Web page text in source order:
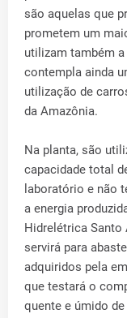
são aquelas que
prometem um
utilizam também
contempla ainda
utilização de
da Amazônia.
Na planta, são
capacidade total
laboratório e não
a energia
Hidrelétrica Santo
servirá para
adquiridos pela
que testará o
quente e úmido